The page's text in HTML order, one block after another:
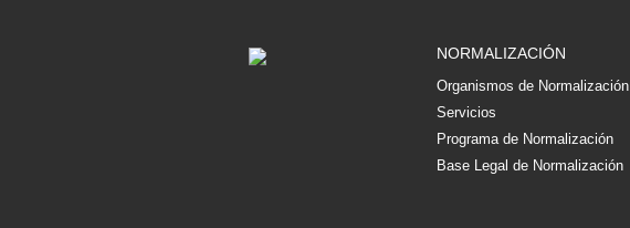
NORMALIZACIÓN
Organismos de Normalización
Servicios
Programa de Normalización
Base Legal de Normalización